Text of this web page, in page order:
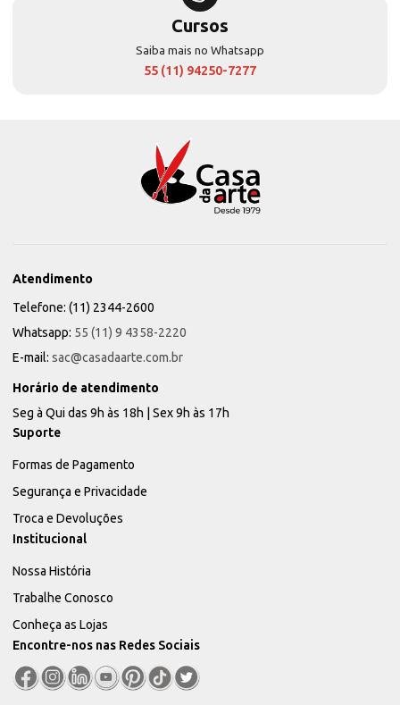
Cursos
Saiba mais no Whatsapp
55 (11) 94250-7277
Atendimento
Telefone: (11) 2344-2600
Whatsapp: 55 (11) 9 4358-2220
E-mail: sac@casadaarte.com.br
Horário de atendimento
Seg à Qui das 9h às 18h | Sex 9h às 17h
Suporte
Formas de Pagamento
Segurança e Privacidade
Troca e Devoluções
Institucional
Nossa História
Trabalhe Conosco
Conheça as Lojas
Encontre-nos nas Redes Sociais